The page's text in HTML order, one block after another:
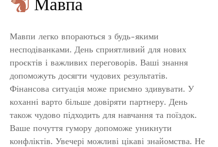
Мавпи легко впораються з будь-якими
несподіванками. День сприятливий для нових
проєктів і важливих переговорів. Ваші знання
допоможуть досягти чудових результатів.
Фінансова ситуація може приємно здивувати. У
коханні варто більше довіряти партнеру. День
також чудово підходить для навчання та поїздок.
Ваше почуття гумору допоможе уникнути
конфліктів. Увечері можливі цікаві знайомства. Не